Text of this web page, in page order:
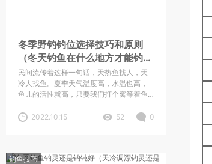
冬季野钓钓位选择技巧和原则
（冬天钓鱼在什么地方才能钓到
鱼）
民间流传着这样一句话，天热鱼找人，天
冷人找鱼。夏季天气温度高，水温也高，
鱼儿的活性就高，只要我们打个窝等着鱼
水温低，鱼儿活性不高，一般选择在深处
的。总不能东打一下西戳一下，亦或者有
2022.10.15 52 0
钓鱼技巧